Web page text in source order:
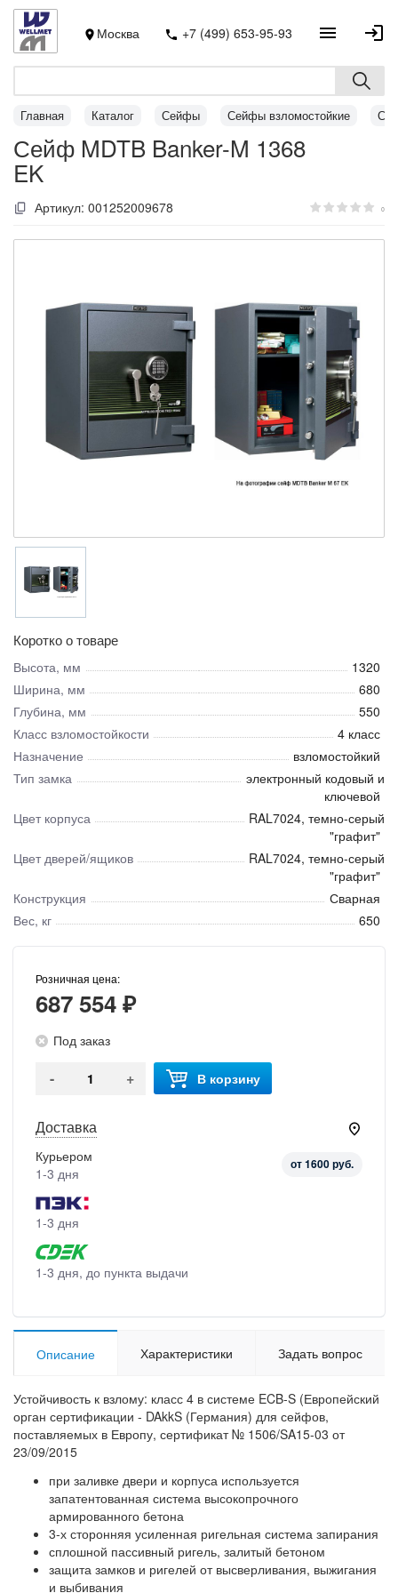
Москва +7 (499) 653-95-93
Главная Каталог Сейфы Сейфы взломостойкие
Сейф MDTB Banker-M 1368
EK
Артикул: 001252009678 0
Коротко о товаре
Высота, мм
1320
Ширина, мм
680
Глубина, мм
550
Класс взломостойкости
4 класс
Назначение
взломостойкий
Тип замка
электронный кодовый и
ключевой
Цвет корпуса
RAL7024, темно-серый
"графит"
Цвет дверей/ящиков
RAL7024, темно-серый
"графит"
Конструкция
Сварная
Вес, кг
650
Розничная цена:
687 554 ₽
Под заказ
- + В корзину
Доставка
Курьером
1-3 дня
от 1600 руб.
1-3 дня
1-3 дня, до пункта выдачи
Описание Характеристики Задать вопрос
Устойчивость к взлому: класс 4 в системе ECB-S (Европейский
орган сертификации - DAkkS (Германия) для сейфов,
поставляемых в Европу, сертификат № 1506/SA15-03 от
23/09/2015
при заливке двери и корпуса используется
запатентованная система высокопрочного
армированного бетона
3-х сторонняя усиленная ригельная система запирания
сплошной пассивный ригель, залитый бетоном
защита замков и ригелей от высверливания, выжигания
и выбивания